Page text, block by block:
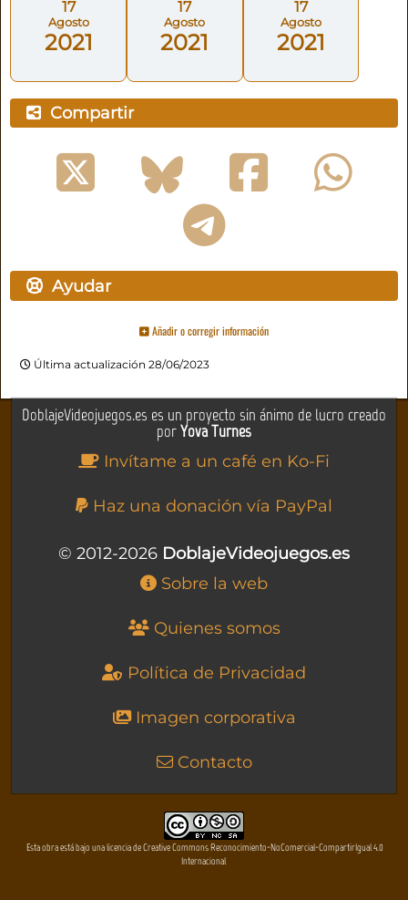
17
Agosto
2021
17
Agosto
2021
17
Agosto
2021
Compartir
Ayudar
Añadir o corregir información
Última actualización 28/06/2023
DoblajeVideojuegos.es es un proyecto sin ánimo de lucro creado
porYova Turnes
Invítame a un café en Ko-Fi
Haz una donación vía PayPal
© 2012-2026 DoblajeVideojuegos.es
Sobre la web
Quienes somos
Política de Privacidad
Imagen corporativa
Contacto
Esta obra está bajo una licencia de Creative Commons Reconocimiento-NoComercial-CompartirIgual 4.0
Internacional